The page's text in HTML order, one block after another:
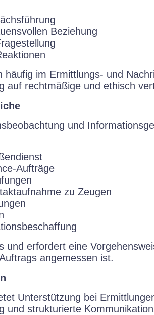
Beziehung
häufig im Ermittlungs- und
auf rechtmäßige und ethisch
und
Aufträge
zu Zeugen
und erfordert eine
angemessen ist.
Unterstützung bei
und strukturierte